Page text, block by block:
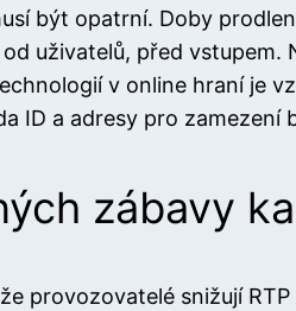
být opatrní. Doby
uživatelů, před
v online hraní je
ID a adresy pro zamezení
zábavy
provozovatelé snižují